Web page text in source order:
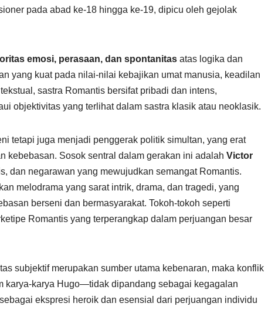
pada abad ke-18 hingga ke-19, dipicu oleh gejolak
emosi, perasaan, dan spontanitas atas logika dan
yang kuat pada nilai-nilai kebajikan umat manusia, keadilan
sastra Romantis bersifat pribadi dan intens,
objektivitas yang terlihat dalam sastra klasik atau neoklasik.
tetapi juga menjadi penggerak politik simultan, yang erat
kebebasan. Sosok sentral dalam gerakan ini adalah Victor
dan negarawan yang mewujudkan semangat Romantis.
melodrama yang sarat intrik, drama, dan tragedi, yang
berseni dan bermasyarakat. Tokoh-tokoh seperti
Romantis yang terperangkap dalam perjuangan besar
subjektif merupakan sumber utama kebenaran, maka konflik
karya Hugo—tidak dipandang sebagai kegagalan
ekspresi heroik dan esensial dari perjuangan individu